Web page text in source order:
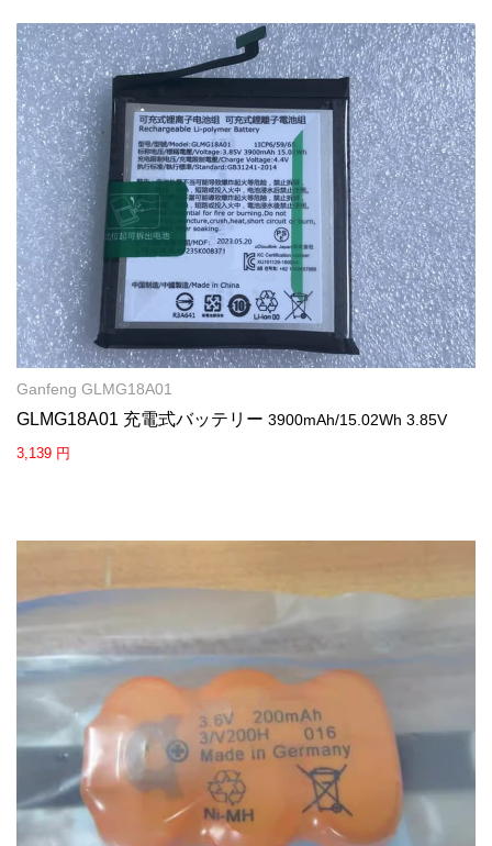
Ganfeng GLMG18A01
GLMG18A01 充電式バッテリー 3900mAh/15.02Wh 3.85V
3,139 円